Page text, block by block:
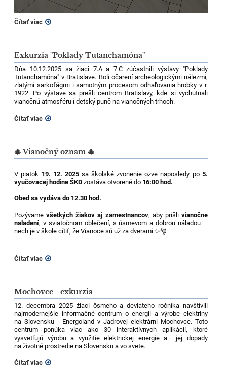
Čítať viac
Exkurzia "Poklady Tutanchamóna"
Dňa 10.12.2025 sa žiaci 7.A a 7.C zúčastnili výstavy "Poklady
Tutanchamóna" v Bratislave. Boli očarení archeologickými nálezmi,
zlatými sarkofágmi i samotným procesom odhaľovania hrobky v r.
1922. Po výstave sa prešli centrom Bratislavy, kde si vychutnali
vianočnú atmosféru i detský punč na vianočných trhoch.
Čítať viac
🎄 Vianočný oznam 🎄
V piatok 19. 12. 2025sa školské zvonenie ozve naposledy po 5.
vyučovacej hodine.ŠKD zostáva otvorené do 16:00 hod.
Obed sa vydáva do 12.30 hod.
Pozývamevšetkých žiakov aj zamestnancov, aby prišli vianočne
naladení, v sviatočnom oblečení, s úsmevom a dobrou náladou –
nech je v škole cítiť, že Vianoce sú už za dverami ✨🎅
Čítať viac
Mochovce - exkurzia
12. decembra 2025 žiaci ôsmeho a deviateho ročníka navštívili
najmodernejšie informačné centrum o energii a výrobe elektriny
na Slovensku - Energoland v Jadrovej elektrárni Mochovce. Toto
centrum ponúka viac ako 30 interaktívnych aplikácií, ktoré
vysvetľujú výrobu a využitie elektrickej energie a jej dopady
na životné prostredie na Slovensku a vo svete.
Čítať viac